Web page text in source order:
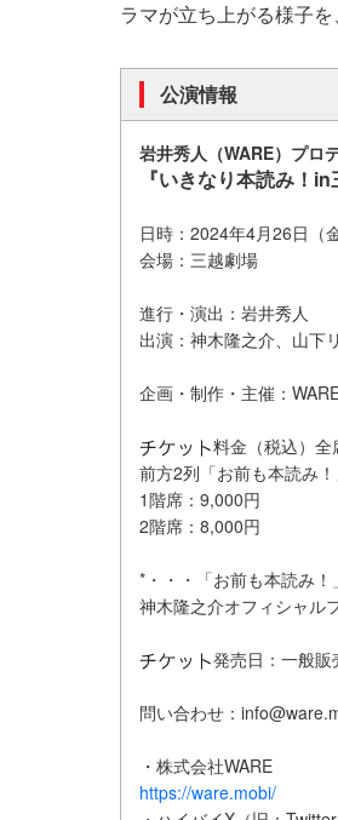
ラマが立ち上がる様子
公演情報
岩井秀人（WARE）プロ
『いきなり本読み！in
日時：2024年4月26日（
会場：三越劇場
進行・演出：岩井秀人
出演：神木隆之介、山下
企画・制作・主催：
料金（税込）全
前方2列「お前も本読み
1階席：9,000円
2階席：8,000円
*・・・「お前も本読み！
神木隆之介オフィシャル
発売日：一般
問い合わせ：
・株式会社WARE
https://ware.mobi/